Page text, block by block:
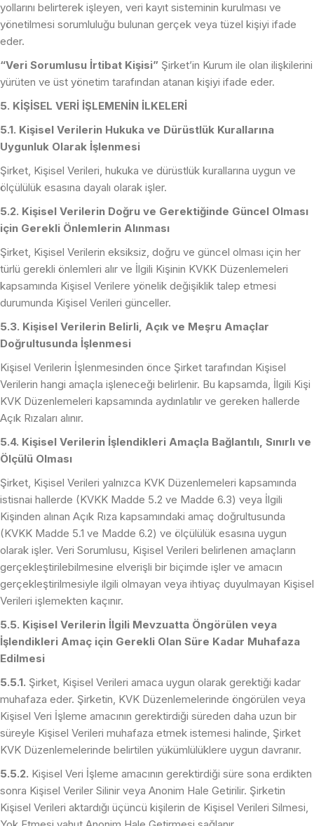
yollarını belirterek işleyen, veri kayıt sisteminin kurulması ve
yönetilmesi sorumluluğu bulunan gerçek veya tüzel kişiyi ifade
eder.
“Veri Sorumlusu İrtibat Kişisi” Şirket’in Kurum ile olan ilişkilerini
yürüten ve üst yönetim tarafından atanan kişiyi ifade eder.
5. KİŞİSEL VERİ İŞLEMENİN İLKELERİ
5.1. Kişisel Verilerin Hukuka ve Dürüstlük Kurallarına
Uygunluk Olarak İşlenmesi
Şirket, Kişisel Verileri, hukuka ve dürüstlük kurallarına uygun ve
ölçülülük esasına dayalı olarak işler.
5.2. Kişisel Verilerin Doğru ve Gerektiğinde Güncel Olması
için Gerekli Önlemlerin Alınması
Şirket, Kişisel Verilerin eksiksiz, doğru ve güncel olması için her
türlü gerekli önlemleri alır ve İlgili Kişinin KVKK Düzenlemeleri
kapsamında Kişisel Verilere yönelik değişiklik talep etmesi
durumunda Kişisel Verileri günceller.
5.3. Kişisel Verilerin Belirli, Açık ve Meşru Amaçlar
Doğrultusunda İşlenmesi
Kişisel Verilerin İşlenmesinden önce Şirket tarafından Kişisel
Verilerin hangi amaçla işleneceği belirlenir. Bu kapsamda, İlgili Kişi
KVK Düzenlemeleri kapsamında aydınlatılır ve gereken hallerde
Açık Rızaları alınır.
5.4. Kişisel Verilerin İşlendikleri Amaçla Bağlantılı, Sınırlı ve
Ölçülü Olması
Şirket, Kişisel Verileri yalnızca KVK Düzenlemeleri kapsamında
istisnai hallerde (KVKK Madde 5.2 ve Madde 6.3) veya İlgili
Kişinden alınan Açık Rıza kapsamındaki amaç doğrultusunda
(KVKK Madde 5.1 ve Madde 6.2) ve ölçülülük esasına uygun
olarak işler. Veri Sorumlusu, Kişisel Verileri belirlenen amaçların
gerçekleştirilebilmesine elverişli bir biçimde işler ve amacın
gerçekleştirilmesiyle ilgili olmayan veya ihtiyaç duyulmayan Kişisel
Verileri işlemekten kaçınır.
5.5. Kişisel Verilerin İlgili Mevzuatta Öngörülen veya
İşlendikleri Amaç için Gerekli Olan Süre Kadar Muhafaza
Edilmesi
5.5.1. Şirket, Kişisel Verileri amaca uygun olarak gerektiği kadar
muhafaza eder. Şirketin, KVK Düzenlemelerinde öngörülen veya
Kişisel Veri İşleme amacının gerektirdiği süreden daha uzun bir
süreyle Kişisel Verileri muhafaza etmek istemesi halinde, Şirket
KVK Düzenlemelerinde belirtilen yükümlülüklere uygun davranır.
5.5.2. Kişisel Veri İşleme amacının gerektirdiği süre sona erdikten
sonra Kişisel Veriler Silinir veya Anonim Hale Getirilir. Şirketin
Kişisel Verileri aktardığı üçüncü kişilerin de Kişisel Verileri Silmesi,